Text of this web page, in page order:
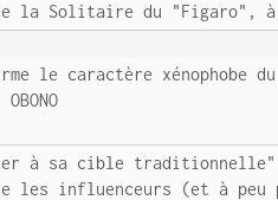
la Solitaire du "Figaro",
le caractère xénophobe
à sa cible traditionnelle"
les influenceurs (et à peu